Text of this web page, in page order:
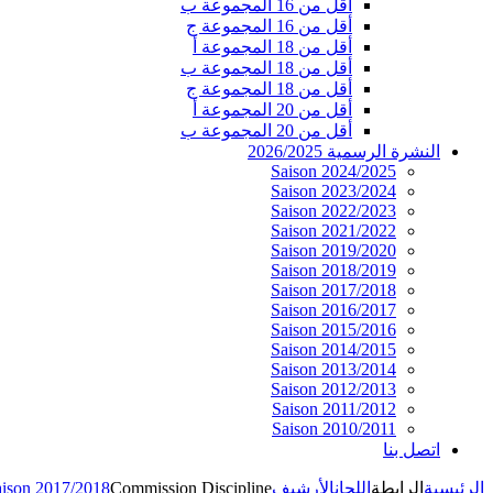
أقل من 16 المجموعة ب
أقل من 16 المجموعة ج
أقل من 18 المجموعة أ
أقل من 18 المجموعة ب
أقل من 18 المجموعة ج
أقل من 20 المجموعة أ
أقل من 20 المجموعة ب
النشرة الرسمية 2026/2025
Saison 2024/2025
Saison 2023/2024
Saison 2022/2023
Saison 2021/2022
Saison 2019/2020
Saison 2018/2019
Saison 2017/2018
Saison 2016/2017
Saison 2015/2016
Saison 2014/2015
Saison 2013/2014
Saison 2012/2013
Saison 2011/2012
Saison 2010/2011
اتصل بنا
الرئيسية الرابطة اللجانالأرشيف 2017/2018Commission Discipline